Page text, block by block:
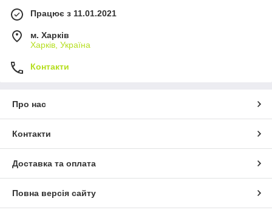
Працює з 11.01.2021
м. Харків
Харків, Україна
Контакти
Про нас
Контакти
Доставка та оплата
Повна версія сайту